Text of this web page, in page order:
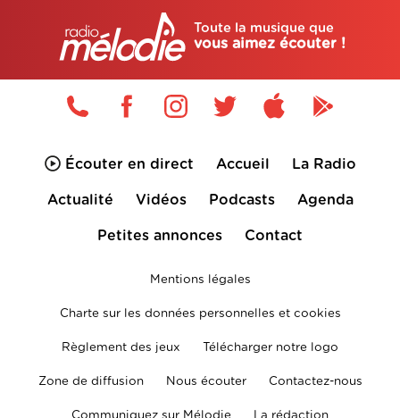
Toute la musique que
vous aimez écouter !
Écouter en direct Accueil La Radio
Actualité Vidéos Podcasts Agenda
Petites annonces Contact
Mentions légales
Charte sur les données personnelles et cookies
Règlement des jeux Télécharger notre logo
Zone de diffusion Nous écouter Contactez-nous
Communiquez sur Mélodie La rédaction